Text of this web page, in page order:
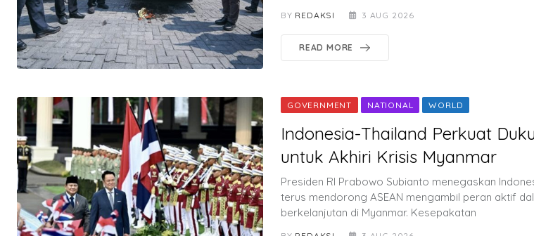
BY REDAKSI 3 AUG 2026
READ MORE
GOVERNMENT NATIONAL WORLD
Indonesia-Thailand Perkuat
untuk Akhiri Krisis Myanmar
Presiden RI Prabowo Subianto menegaskan
terus mendorong ASEAN mengambil peran aktif
berkelanjutan di Myanmar. Kesepakatan